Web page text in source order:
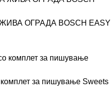
ОГРАДА BOSCH EASY
за пишување Sweets